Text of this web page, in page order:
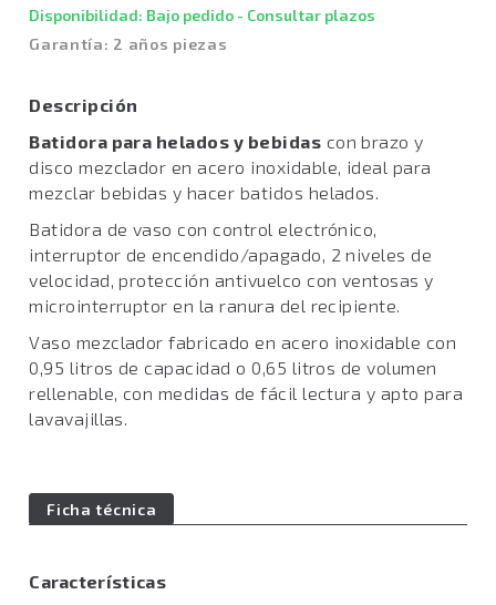
Disponibilidad: Bajo pedido - Consultar plazos
Garantía: 2 años piezas
Descripción
Batidora para helados y bebidas con brazo y
disco mezclador en acero inoxidable, ideal para
mezclar bebidas y hacer batidos helados.
Batidora de vaso con control electrónico,
interruptor de encendido/apagado, 2 niveles de
velocidad, protección antivuelco con ventosas y
microinterruptor en la ranura del recipiente.
Vaso mezclador fabricado en acero inoxidable con
0,95 litros de capacidad o 0,65 litros de volumen
rellenable, con medidas de fácil lectura y apto para
lavavajillas.
Ficha técnica
Características